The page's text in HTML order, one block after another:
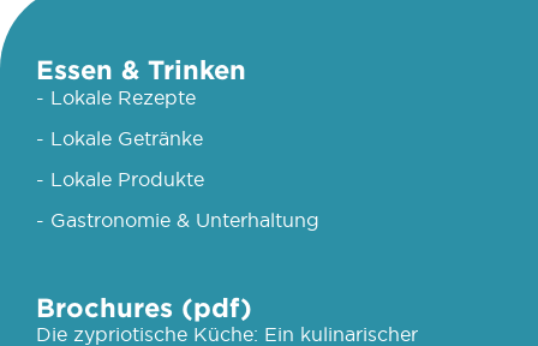
Essen & Trinken
- Lokale Rezepte
- Lokale Getränke
- Lokale Produkte
- Gastronomie & Unterhaltung
Brochures (pdf)
Die zypriotische Küche: Ein kulinarischer